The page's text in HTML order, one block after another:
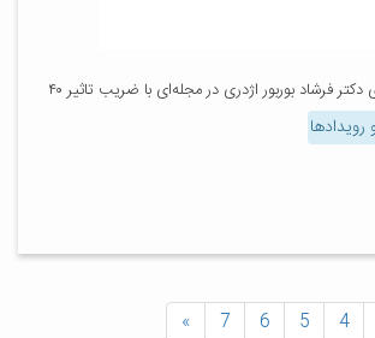
فرشاد بوربور اژدری در مجله‌ای با ضریب تاثیر ۴۰
رویدادها
4
5
6
7
»